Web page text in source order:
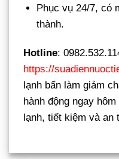
Phục vụ 24/7, có
thành.
Hotline:
https://
lạnh bẩn làm giảm
hành động ngay
lạnh, tiết kiệm và an